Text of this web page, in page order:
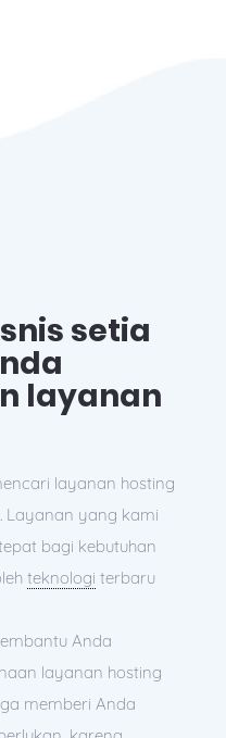
setia
layanan
layanan hosting
Layanan yang kami
bagi kebutuhan
teknologi terbaru
Anda
layanan hosting
memberi Anda